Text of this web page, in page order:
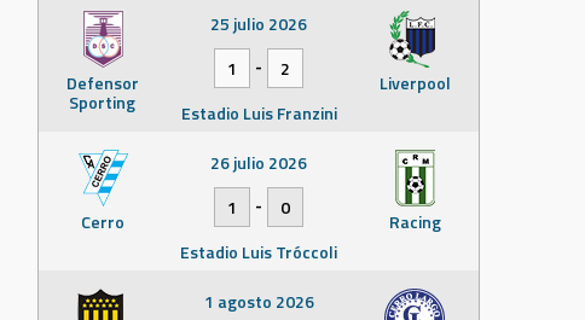
Defensor
Sporting
Liverpool
25 julio 2026
1
-
2
Estadio Luis Franzini
Cerro Racing
26 julio 2026
1
-
0
Estadio Luis Tróccoli
1 agosto 2026